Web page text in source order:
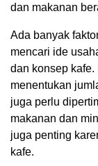
dan makanan
Ada banyak
mencari ide
dan konsep
menentukan
juga perlu
makanan dan
juga penting
kafe.